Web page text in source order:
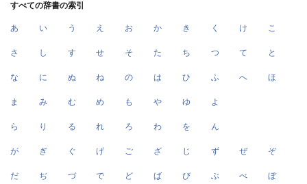
すべての辞書の索引
あ い う え お か き く け こ
さ し す せ そ た ち つ て と
な に ぬ ね の は ひ ふ へ ほ
ま み む め も や ゆ よ
ら り る れ ろ わ を ん
が ぎ ぐ げ ご ざ じ ず ぜ ぞ
だ ぢ づ で ど ば び ぶ べ ぼ